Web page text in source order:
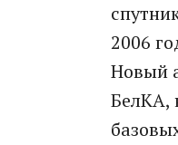
2006
Новый
БелКА,